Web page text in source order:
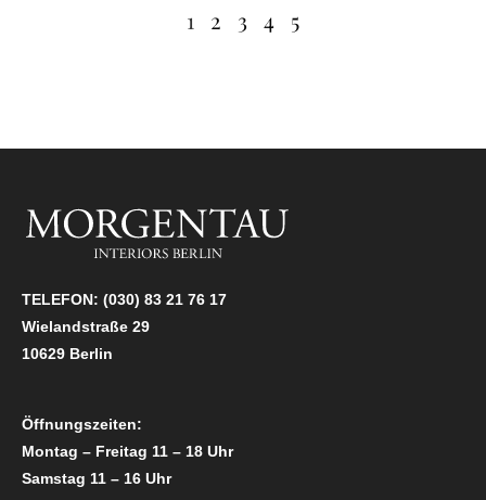
1 2 3 4 5
TELEFON: (030) 83 21 76 17
Wielandstraße 29
10629 Berlin
Öffnungszeiten:
Montag – Freitag 11 – 18 Uhr
Samstag 11 – 16 Uhr